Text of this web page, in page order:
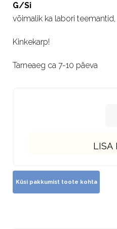
G/Si
võimalik ka labori
Kinkekarp!
Tarneaeg ca 7-10 päeva
LISA